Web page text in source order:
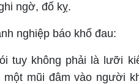
ngờ, đố kỵ.
nghiệp báo khổ đau:
tuy không phải là lưỡi
một mũi đâm vào người